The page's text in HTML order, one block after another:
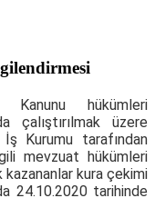
Kanunu hükümleri
çalıştırılmak üzere
Kurumu tarafından
mevzuat hükümleri
kura çekimi
24.10.2020 tarihinde